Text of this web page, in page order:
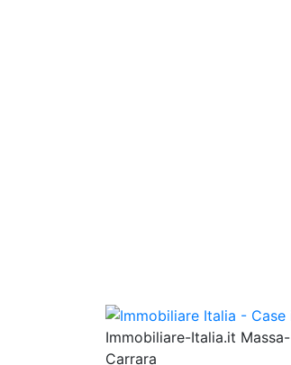
Immobiliare-Italia.it Massa-
Carrara